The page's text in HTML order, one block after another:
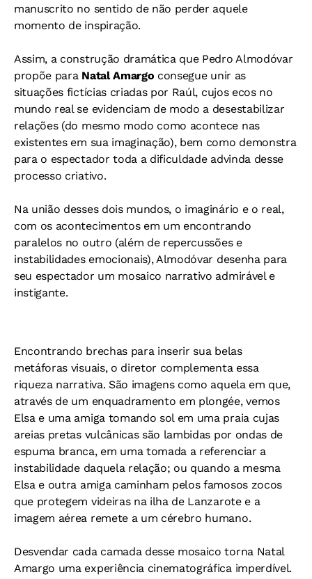
manuscrito no sentido de não perder aquele
momento de inspiração.
Assim, a construção dramática que Pedro Almodóvar
propõe para Natal Amargo consegue unir as
situações fictícias criadas por Raúl, cujos ecos no
mundo real se evidenciam de modo a desestabilizar
relações (do mesmo modo como acontece nas
existentes em sua imaginação), bem como demonstra
para o espectador toda a dificuldade advinda desse
processo criativo.
Na união desses dois mundos, o imaginário e o real,
com os acontecimentos em um encontrando
paralelos no outro (além de repercussões e
instabilidades emocionais), Almodóvar desenha para
seu espectador um mosaico narrativo admirável e
instigante.
Encontrando brechas para inserir sua belas
metáforas visuais, o diretor complementa essa
riqueza narrativa. São imagens como aquela em que,
através de um enquadramento em plongée, vemos
Elsa e uma amiga tomando sol em uma praia cujas
areias pretas vulcânicas são lambidas por ondas de
espuma branca, em uma tomada a referenciar a
instabilidade daquela relação; ou quando a mesma
Elsa e outra amiga caminham pelos famosos zocos
que protegem videiras na ilha de Lanzarote e a
imagem aérea remete a um cérebro humano.
Desvendar cada camada desse mosaico torna Natal
Amargo uma experiência cinematográfica imperdível.